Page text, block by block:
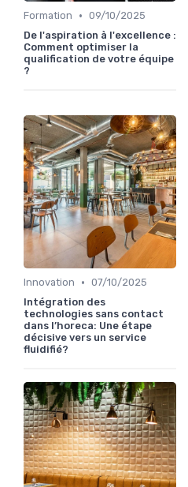
Formation • 09/10/2025
De l'aspiration à l'excellence :
Comment optimiser la
qualification de votre équipe
?
Innovation • 07/10/2025
Intégration des
technologies sans contact
dans l’horeca: Une étape
décisive vers un service
fluidifié?